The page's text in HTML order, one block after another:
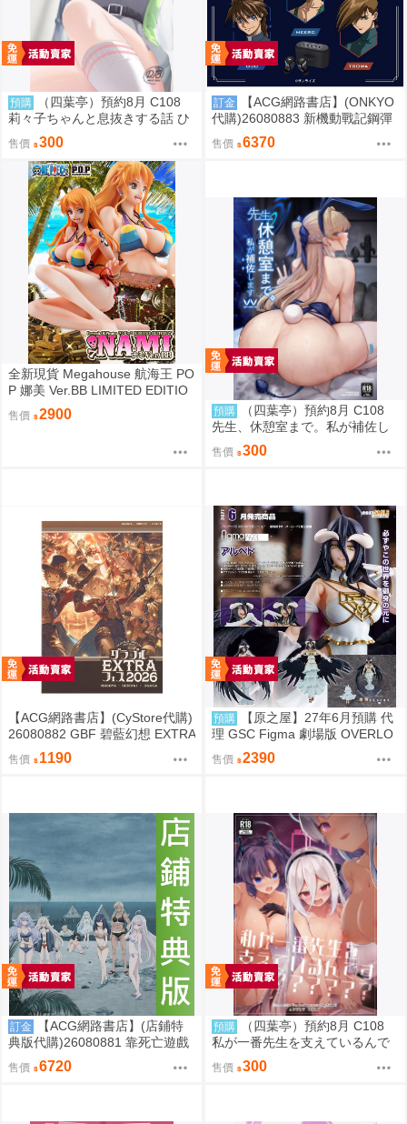
預購
（四葉亭）預約8月 C108
莉々子ちゃんと息抜きする話 ひ
ろっち
售價 300
訂金
【ACG網路書店】(ONKYO
代購)26080883 新機動戰記鋼彈
W 聯名耳機 CP-TWS01F
售價 6370
全新現貨 Megahouse 航海王 PO
P 娜美 Ver.BB LIMITED EDITIO
N PVC
售價 2900 預購
（四葉亭）預約8月 C108
先生、休憩室まで。私が補佐し
ますVV かのぱん
售價 300
【ACG網路書店】(CyStore代購)
26080882 GBF 碧藍幻想 EXTRA
Fes 2026 場刊 附:序號
售價 1190
預購
【原之屋】27年6月預購 代
理 GSC Figma 劇場版 OVERLO
RD 聖王國篇 雅兒貝德 0918
售價 2390
訂金
【ACG網路書店】(店鋪特
典版代購)26080881 靠死亡遊戲
混飯吃。44:CLOUDY BEACH 藍
光BD 幽鬼抱枕套限定版
售價 6720
預購
（四葉亭）預約8月 C108
私が一番先生を支えているんで
すけど みどり
售價 300